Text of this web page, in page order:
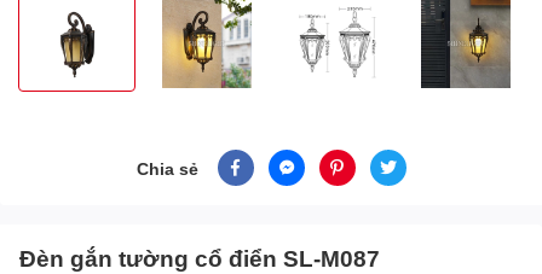
Chia sẻ
Đèn gắn tường cổ điển SL-M087